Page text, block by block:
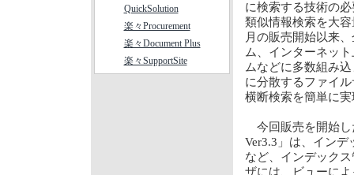
QuickSolution
楽々Procurement
楽々Document Plus
楽々SupportSite
に検索する技術の
類似情報検索を大
月の販売開始以来
ム、インターネッ
ムなどに多数組み
に分散するファイ
横断検索を簡単に
今回販売を開始し
Ver3.3」は、イン
など、インデック
ザには、ビューに